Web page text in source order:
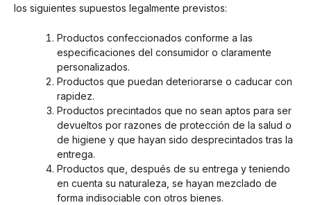
los siguientes supuestos legalmente previstos:
Productos confeccionados conforme a las
especificaciones del consumidor o claramente
personalizados.
Productos que puedan deteriorarse o caducar con
rapidez.
Productos precintados que no sean aptos para ser
devueltos por razones de protección de la salud o
de higiene y que hayan sido desprecintados tras la
entrega.
Productos que, después de su entrega y teniendo
en cuenta su naturaleza, se hayan mezclado de
forma indisociable con otros bienes.